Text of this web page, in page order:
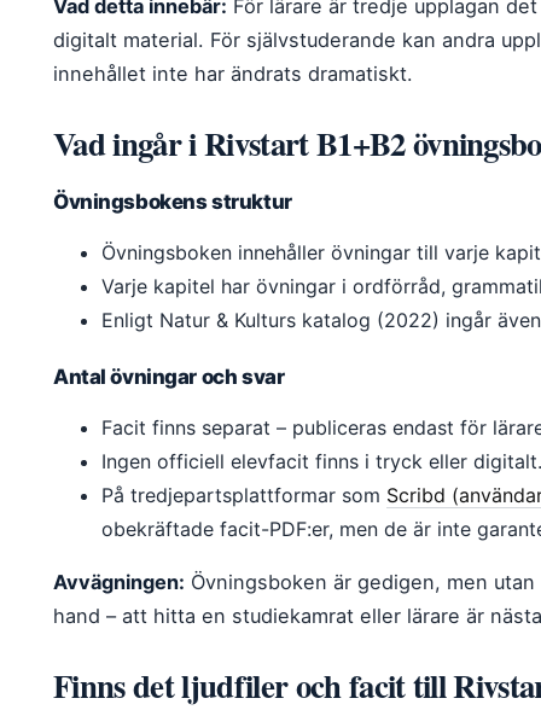
Vad detta innebär: För lärare är tredje upplagan
digitalt material. För självstuderande kan andra
innehållet inte har ändrats dramatiskt.
Vad ingår i Rivstart B1+B2
Övningsbokens struktur
Övningsboken innehåller övningar till varje
Varje kapitel har övningar i ordförråd,
Enligt Natur & Kulturs katalog (2022) ingår
Antal övningar och svar
Facit finns separat – publiceras endast för
Ingen officiell elevfacit finns i tryck eller digitalt.
På tredjepartsplattformar som Scribd
obekräftade facit-PDF:er, men de är inte
Avvägningen: Övningsboken är gedigen, men
hand – att hitta en studiekamrat eller lärare är
Finns det ljudfiler och facit till